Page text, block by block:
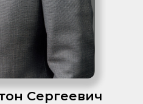
Сергеевич